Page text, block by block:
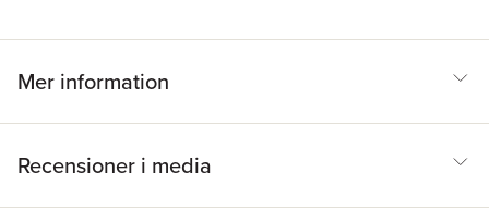
Mer information
Recensioner i media